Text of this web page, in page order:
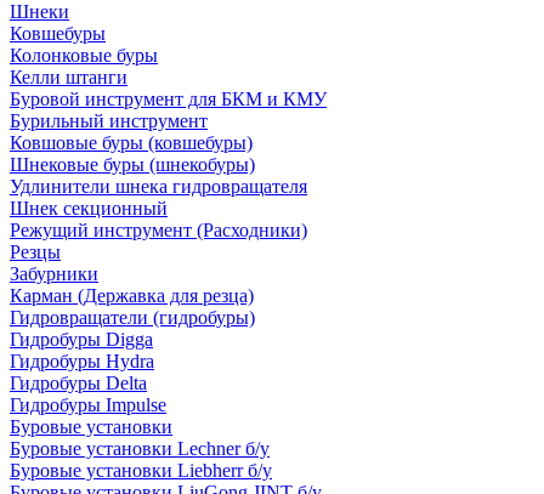
Шнеки
Ковшебуры
Колонковые буры
Келли штанги
Буровой инструмент для БКМ и КМУ
Бурильный инструмент
Ковшовые буры (ковшебуры)
Шнековые буры (шнекобуры)
Удлинители шнека гидровращателя
Шнек секционный
Режущий инструмент (Расходники)
Резцы
Забурники
Карман (Державка для резца)
Гидровращатели (гидробуры)
Гидробуры Digga
Гидробуры Hydra
Гидробуры Delta
Гидробуры Impulse
Буровые установки
Буровые установки Lechner б/у
Буровые установки Liebherr б/у